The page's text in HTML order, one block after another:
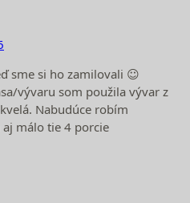
sme si ho zamilovali ☺️
vývaru som použila vývar z
Nabudúce robím
málo tie 4 porcie